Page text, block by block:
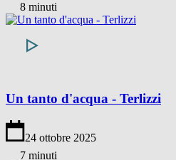
8 minuti
Un tanto d'acqua - Terlizzi
24 ottobre 2025
7 minuti